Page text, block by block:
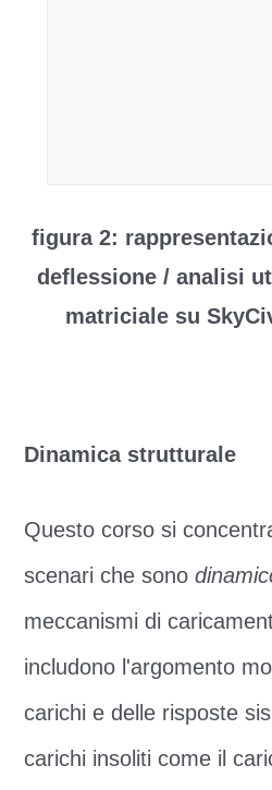
figura 2:
deflessione / analisi
matriciale su
Dinamica strutturale
Questo corso si
scenari che sono
meccanismi di
includono l'argomento
carichi e delle risposte
carichi insoliti come il